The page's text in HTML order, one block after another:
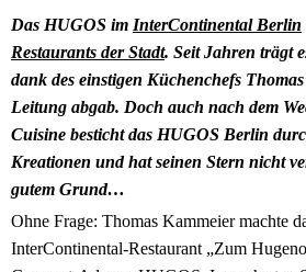
Das HUGOS im InterContinental Berlin
Restaurants der Stadt. Seit Jahren trägt
dank des einstigen Küchenchefs
Leitung abgab. Doch auch nach dem
Cuisine besticht das HUGOS Berlin
Kreationen und hat seinen Stern nicht
gutem Grund…
Ohne Frage: Thomas Kammeier machte
InterContinental-Restaurant „Zum